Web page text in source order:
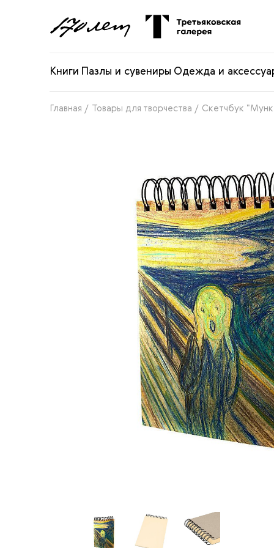
Книги Пазлы и сувениры Одежда и
Главная / Товары для творчества / Скетчбук